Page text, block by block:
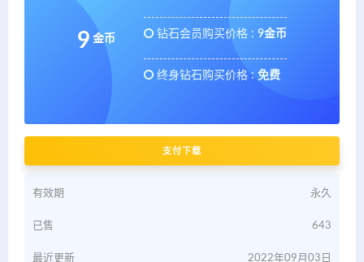
9 金币 钻石会员购买价格 : 9金币
终身钻石购买价格 : 免费
支付下载
有效期 永久
已售 643
最近更新 2022年09月03日